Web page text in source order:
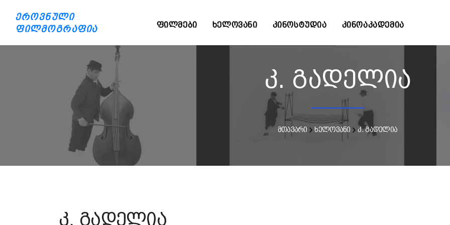
ეროვნული
ფილმოგრაფია
ᲤᲘᲚᲛᲔᲑᲘ ᲮᲔᲚᲝᲕᲐᲜᲘ ᲙᲘᲜᲝᲡᲢᲣᲓᲘᲐ ᲙᲘᲜᲝᲐᲙᲐᲓᲔᲛᲘᲐ
კ. გადელია
მთავარი ხელოვანი კ. გადელია
კ. გადელია